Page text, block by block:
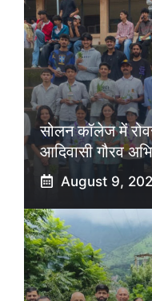
सोलन कॉलेज में
आदिवासी गौरव
August 9,